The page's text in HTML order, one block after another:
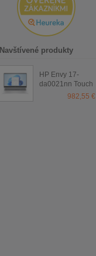
Navštívené produkty
HP Envy 17-
da0021nn Touch
Natural Silver982,55 €